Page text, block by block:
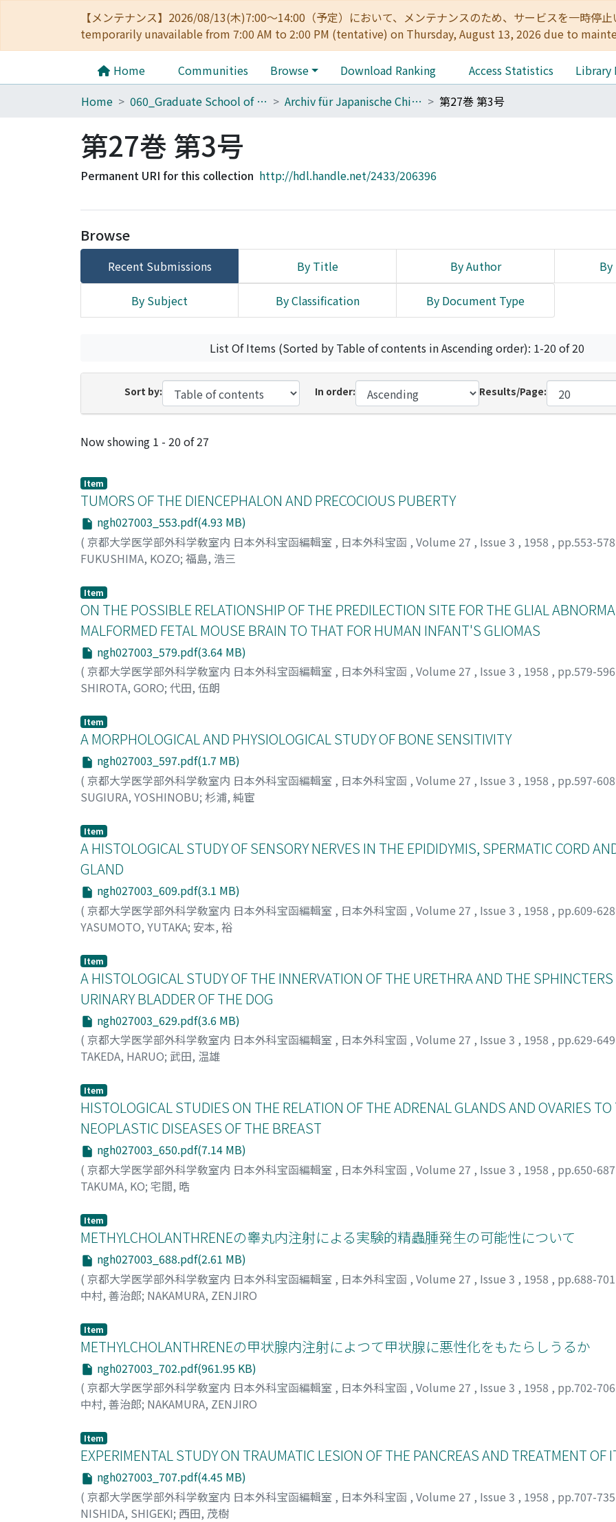
【メンテナンス】2026/08/13(木)7:00～14:00（予定）において、メンテナンスのため、サービスを一時
temporarily unavailable from 7:00 AM to 2:00 PM (tentative) on Thursday, August 13, 2026 due to
Home Communities Browse Download Ranking Access Statistics
Library
Home
060_Graduate School of Medicine Archiv für Japanische Chirurgie 第27巻 第3号
第27巻 第3号
Permanent URI for this collection http://hdl.handle.net/2433/206396
Browse
Recent Submissions By Title By Author By
By Subject By Classification By Document Type
List Of Items (Sorted by Table of contents in Ascending order): 1-20 of 20
Sort by: In order: Results/Page:
Recent Submissions
Now showing 1 - 20 of 27
Item
TUMORS OF THE DIENCEPHALON AND PRECOCIOUS PUBERTY
ngh027003_553.pdf(4.93 MB)
( 京都大学医学部外科学敎室内 日本外科宝函編輯室 , 日本外科宝函 , Volume 27 , Issue 3 , 1958 , pp.553-578
FUKUSHIMA, KOZO; 福島, 浩三
Item
ON THE POSSIBLE RELATIONSHIP OF THE PREDILECTION SITE FOR THE GLIAL
MALFORMED FETAL MOUSE BRAIN TO THAT FOR HUMAN INFANT'S GLIOMAS
ngh027003_579.pdf(3.64 MB)
( 京都大学医学部外科学敎室内 日本外科宝函編輯室 , 日本外科宝函 , Volume 27 , Issue 3 , 1958 , pp.579-596
SHIROTA, GORO; 代田, 伍朗
Item
A MORPHOLOGICAL AND PHYSIOLOGICAL STUDY OF BONE SENSITIVITY
ngh027003_597.pdf(1.7 MB)
( 京都大学医学部外科学敎室内 日本外科宝函編輯室 , 日本外科宝函 , Volume 27 , Issue 3 , 1958 , pp.597-608
SUGIURA, YOSHINOBU; 杉浦, 純宦
Item
A HISTOLOGICAL STUDY OF SENSORY NERVES IN THE EPIDIDYMIS, SPERMATIC CORD
GLAND
ngh027003_609.pdf(3.1 MB)
( 京都大学医学部外科学敎室内 日本外科宝函編輯室 , 日本外科宝函 , Volume 27 , Issue 3 , 1958 , pp.609-628
YASUMOTO, YUTAKA; 安本, 裕
Item
A HISTOLOGICAL STUDY OF THE INNERVATION OF THE URETHRA AND THE
URINARY BLADDER OF THE DOG
ngh027003_629.pdf(3.6 MB)
( 京都大学医学部外科学敎室内 日本外科宝函編輯室 , 日本外科宝函 , Volume 27 , Issue 3 , 1958 , pp.629-649
TAKEDA, HARUO; 武田, 温雄
Item
HISTOLOGICAL STUDIES ON THE RELATION OF THE ADRENAL GLANDS AND OVARIES
NEOPLASTIC DISEASES OF THE BREAST
ngh027003_650.pdf(7.14 MB)
( 京都大学医学部外科学敎室内 日本外科宝函編輯室 , 日本外科宝函 , Volume 27 , Issue 3 , 1958 , pp.650-687
TAKUMA, KO; 宅間, 晧
Item
METHYLCHOLANTHRENEの睾丸内注射による実験的精蟲腫発生の可能性について
ngh027003_688.pdf(2.61 MB)
( 京都大学医学部外科学敎室内 日本外科宝函編輯室 , 日本外科宝函 , Volume 27 , Issue 3 , 1958 , pp.688-701
中村, 善治郎; NAKAMURA, ZENJIRO
Item
METHYLCHOLANTHRENEの甲状腺内注射によつて甲状腺に悪性化をもたらしうるか
ngh027003_702.pdf(961.95 KB)
( 京都大学医学部外科学敎室内 日本外科宝函編輯室 , 日本外科宝函 , Volume 27 , Issue 3 , 1958 , pp.702-706
中村, 善治郎; NAKAMURA, ZENJIRO
Item
EXPERIMENTAL STUDY ON TRAUMATIC LESION OF THE PANCREAS AND TREATMENT OF
ngh027003_707.pdf(4.45 MB)
( 京都大学医学部外科学敎室内 日本外科宝函編輯室 , 日本外科宝函 , Volume 27 , Issue 3 , 1958 , pp.707-735
NISHIDA, SHIGEKI; 西田, 茂樹